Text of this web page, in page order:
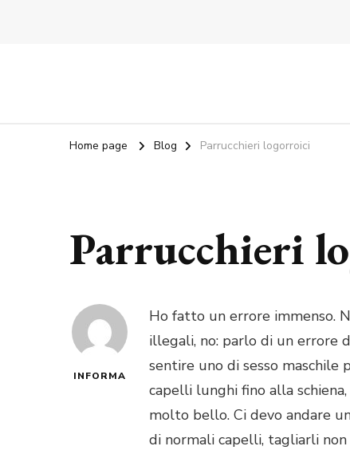
Home page Blog Parrucchieri logorroici
Parrucchieri
INFORMA
Ho fatto un errore immenso.
illegali, no: parlo di un errore
sentire uno di sesso maschile
capelli lunghi fino alla
molto bello. Ci devo andare
di normali capelli, tagliarli non